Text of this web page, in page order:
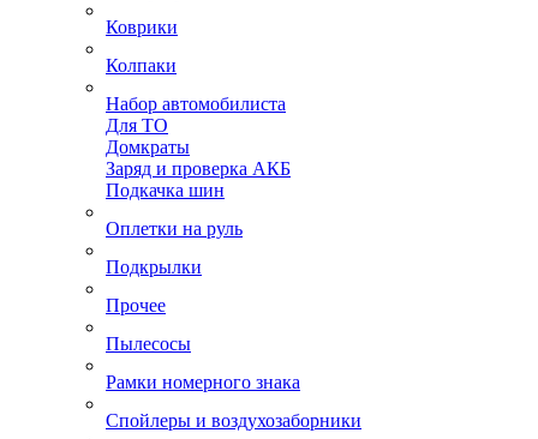
Коврики
Колпаки
Набор автомобилиста
Для ТО
Домкраты
Заряд и проверка АКБ
Подкачка шин
Оплетки на руль
Подкрылки
Прочее
Пылесосы
Рамки номерного знака
Спойлеры и воздухозаборники